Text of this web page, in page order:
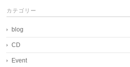
カテゴリー
blog
CD
Event